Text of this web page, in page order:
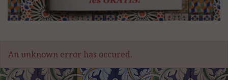
An unknown error has occured.